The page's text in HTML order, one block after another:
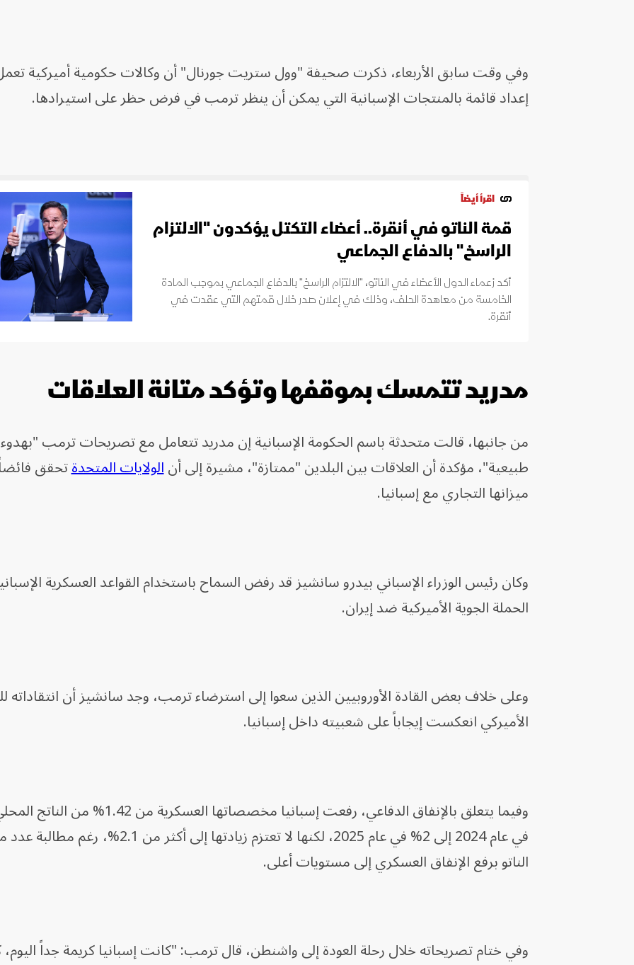
وفي وقت سابق الأربعاء، ذكرت صحيفة "وول ستريت جورنال" أن وكالات حكومية أميركية
إعداد قائمة بالمنتجات الإسبانية التي يمكن أن ينظر ترمب في فرض حظر على استيرادها.
اقرأ أيضاً
قمة الناتو في أنقرة.. أعضاء التكتل يؤكدون "الالتزام
الراسخ" بالدفاع الجماعي
أكد زعماء الدول الأعضاء في الناتو، "الالتزام الراسخ" بالدفاع الجماعي بموجب المادة
الخامسة من معاهدة الحلف، وذلك في إعلان صدر خلال قمتهم التي عقدت في
أنقرة.
مدريد تتمسك بموقفها وتؤكد متانة العلاقات
من جانبها، قالت متحدثة باسم الحكومة الإسبانية إن مدريد تتعامل مع تصريحات ترمب
طبيعية"، مؤكدة أن العلاقات بين البلدين "ممتازة"، مشيرة إلى أنالولايات المتحدةتحقق
ميزانها التجاري مع إسبانيا.
وكان رئيس الوزراء الإسباني بيدرو سانشيز قد رفض السماح باستخدام القواعد العسكرية
الحملة الجوية الأميركية ضد إيران.
وعلى خلاف بعض القادة الأوروبيين الذين سعوا إلى استرضاء ترمب، وجد سانشيز أن انتقاداته
الأميركي انعكست إيجاباً على شعبيته داخل إسبانيا.
وفيما يتعلق بالإنفاق الدفاعي، رفعت إسبانيا مخصصاتها
في عام 2024 إلى 2% في عام 2025، لكنها لا تعتزم زيادتها إلى أكثر
الناتو برفع الإنفاق العسكري إلى مستويات أعلى.
وفي ختام تصريحاته خلال رحلة العودة إلى واشنطن، قال ترمب: "كانت إسبانيا كريمة جداً